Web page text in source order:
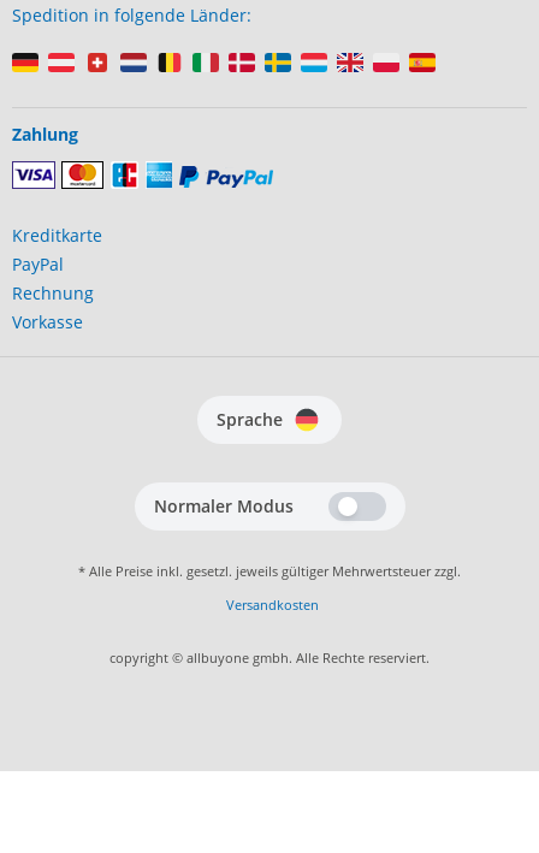
Spedition in folgende Länder:
Zahlung
Kreditkarte
PayPal
Rechnung
Vorkasse
Sprache
Normaler Modus
* Alle Preise inkl. gesetzl. jeweils gültiger Mehrwertsteuer zzgl.
Versandkosten
copyright © allbuyone gmbh. Alle Rechte reserviert.